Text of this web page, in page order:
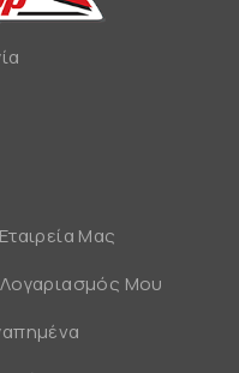
Μας
Μου